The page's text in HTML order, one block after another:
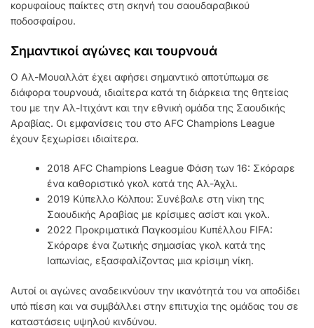
κορυφαίους παίκτες στη σκηνή του σαουδαραβικού
ποδοσφαίρου.
Σημαντικοί αγώνες και τουρνουά
Ο Αλ-Μουαλλάτ έχει αφήσει σημαντικό αποτύπωμα σε
διάφορα τουρνουά, ιδιαίτερα κατά τη διάρκεια της θητείας
του με την Αλ-Ιτιχάντ και την εθνική ομάδα της Σαουδικής
Αραβίας. Οι εμφανίσεις του στο AFC Champions League
έχουν ξεχωρίσει ιδιαίτερα.
2018 AFC Champions League Φάση των 16: Σκόραρε
ένα καθοριστικό γκολ κατά της Αλ-Άχλι.
2019 Κύπελλο Κόλπου: Συνέβαλε στη νίκη της
Σαουδικής Αραβίας με κρίσιμες ασίστ και γκολ.
2022 Προκριματικά Παγκοσμίου Κυπέλλου FIFA:
Σκόραρε ένα ζωτικής σημασίας γκολ κατά της
Ιαπωνίας, εξασφαλίζοντας μια κρίσιμη νίκη.
Αυτοί οι αγώνες αναδεικνύουν την ικανότητά του να αποδίδει
υπό πίεση και να συμβάλλει στην επιτυχία της ομάδας του σε
καταστάσεις υψηλού κινδύνου.